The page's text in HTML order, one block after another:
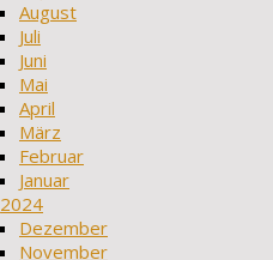
August
Juli
Juni
Mai
April
März
Februar
Januar
2024
Dezember
November